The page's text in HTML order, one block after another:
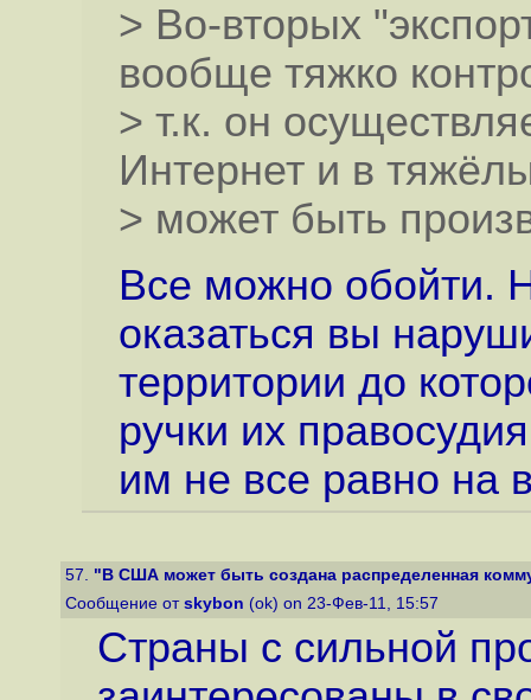
> Во-вторых
вообще тяжко
> т.к. он
Интернет и в
> может быть
Все можно обойти.
оказаться вы
территории до
ручки их
им не все равно на
57. "В США может быть создана распределенная
Сообщение от skybon (ok) on 23-Фев-11, 15:57
Страны с сильной